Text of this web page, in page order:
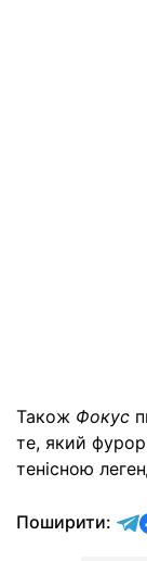
Також Фокус
те, який
тенісною
Поширити: